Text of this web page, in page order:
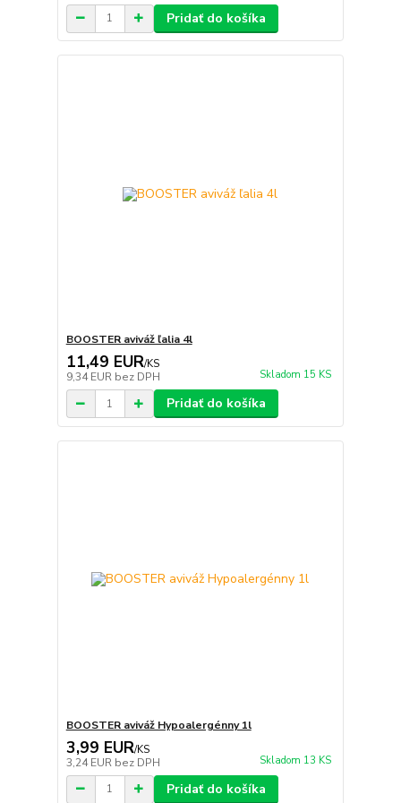
Pridať do košíka
BOOSTER aviváž ľalia 4l
11,49 EUR/KS
9,34 EUR bez DPH Skladom 15 KS
Pridať do košíka
BOOSTER aviváž Hypoalergénny 1l
3,99 EUR/KS
3,24 EUR bez DPH Skladom 13 KS
Pridať do košíka